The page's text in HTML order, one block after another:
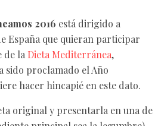
2016 está dirigido a
España que quieran participar
de la Dieta Mediterránea,
sido proclamado el Año
hacer hincapié en este dato.
original y presentarla en una de